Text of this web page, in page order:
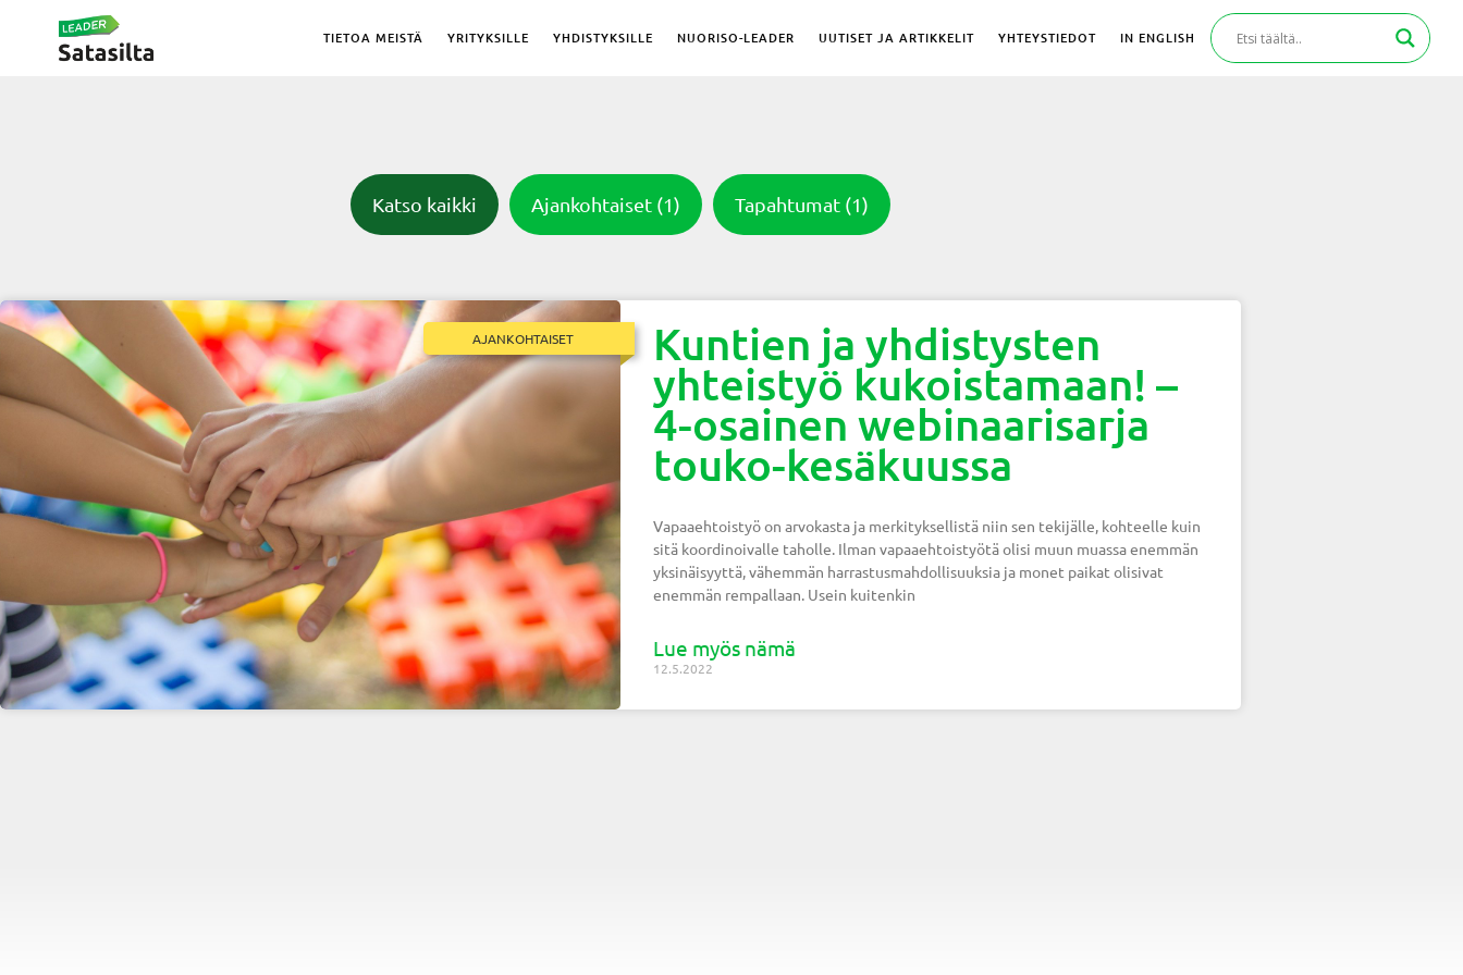
TIETOA MEISTÄ YRITYKSILLE YHDISTYKSILLE NUORISO-LEADER UUTISET JA ARTIKKELIT YHTEYSTIEDOT IN ENGLISH
Katso kaikki Ajankohtaiset (1) Tapahtumat (1)
AJANKOHTAISET Kuntien ja yhdistysten
yhteistyö kukoistamaan! –
4-osainen webinaarisarja
touko-kesäkuussa
Vapaaehtoistyö on arvokasta ja merkityksellistä niin sen tekijälle, kohteelle kuin
sitä koordinoivalle taholle. Ilman vapaaehtoistyötä olisi muun muassa enemmän
yksinäisyyttä, vähemmän harrastusmahdollisuuksia ja monet paikat olisivat
enemmän rempallaan. Usein kuitenkin
Lue myös nämä
12.5.2022